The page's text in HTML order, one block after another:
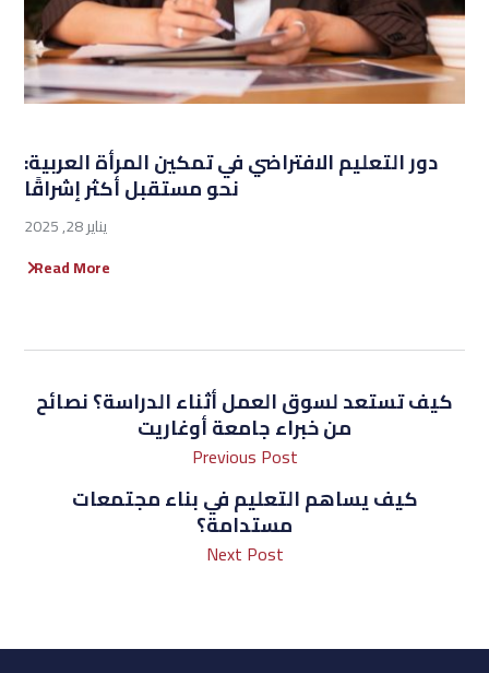
دور التعليم الافتراضي في تمكين المرأة العربية:
نحو مستقبل أكثر إشراقًا
يناير 28, 2025
Read More
كيف تستعد لسوق العمل أثناء الدراسة؟ نصائح
من خبراء جامعة أوغاريت
Previous Post
كيف يساهم التعليم في بناء مجتمعات
مستدامة؟
Next Post